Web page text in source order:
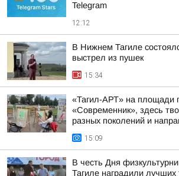
Telegram
12:12
В Нижнем Тагиле
выстрел из пушек
15:34
«Тагил-АРТ» на площади
«Современник», здесь
разных поколений и
15:09
В честь Дня
Тагиле наградили лучших